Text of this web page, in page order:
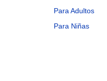
Para Adultos
Para Niñas